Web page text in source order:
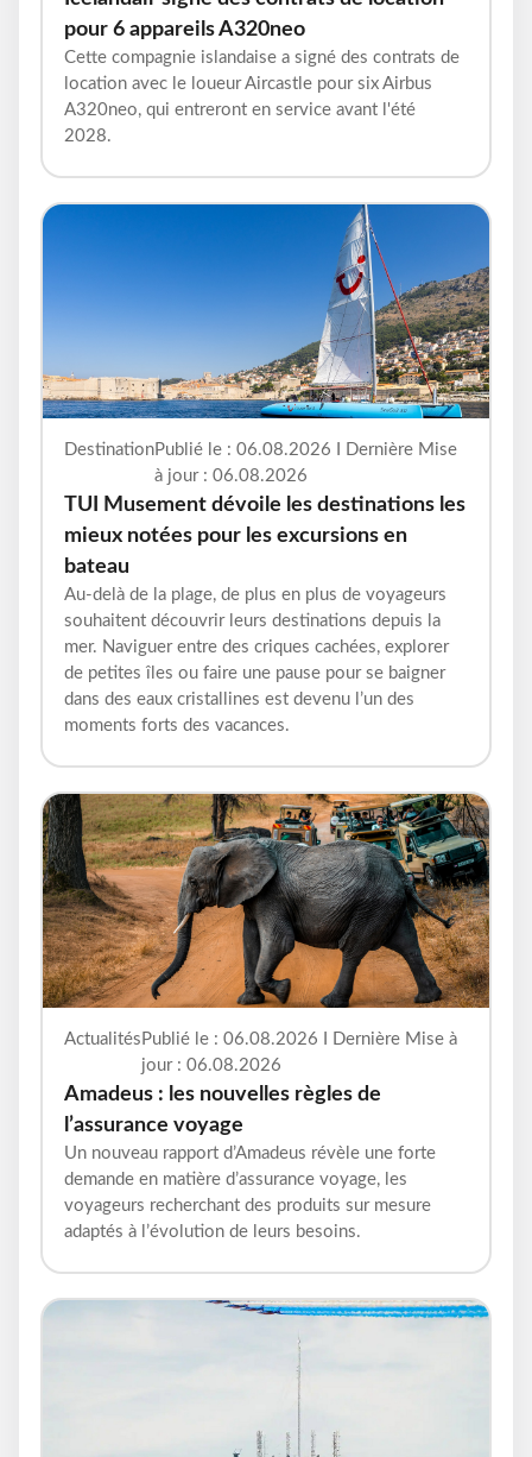
pour 6 appareils A320neo
Cette compagnie islandaise a signé des contrats de
location avec le loueur Aircastle pour six Airbus
A320neo, qui entreront en service avant l'été
2028.
DestinationPublié le : 06.08.2026 I Dernière Mise
à jour : 06.08.2026
TUI Musement dévoile les destinations les
mieux notées pour les excursions en
bateau
Au-delà de la plage, de plus en plus de voyageurs
souhaitent découvrir leurs destinations depuis la
mer. Naviguer entre des criques cachées, explorer
de petites îles ou faire une pause pour se baigner
dans des eaux cristallines est devenu l’un des
moments forts des vacances.
Actualités Publié le : 06.08.2026 I Dernière Mise à
jour : 06.08.2026
Amadeus : les nouvelles règles de
l’assurance voyage
Un nouveau rapport d’Amadeus révèle une forte
demande en matière d’assurance voyage, les
voyageurs recherchant des produits sur mesure
adaptés à l’évolution de leurs besoins.